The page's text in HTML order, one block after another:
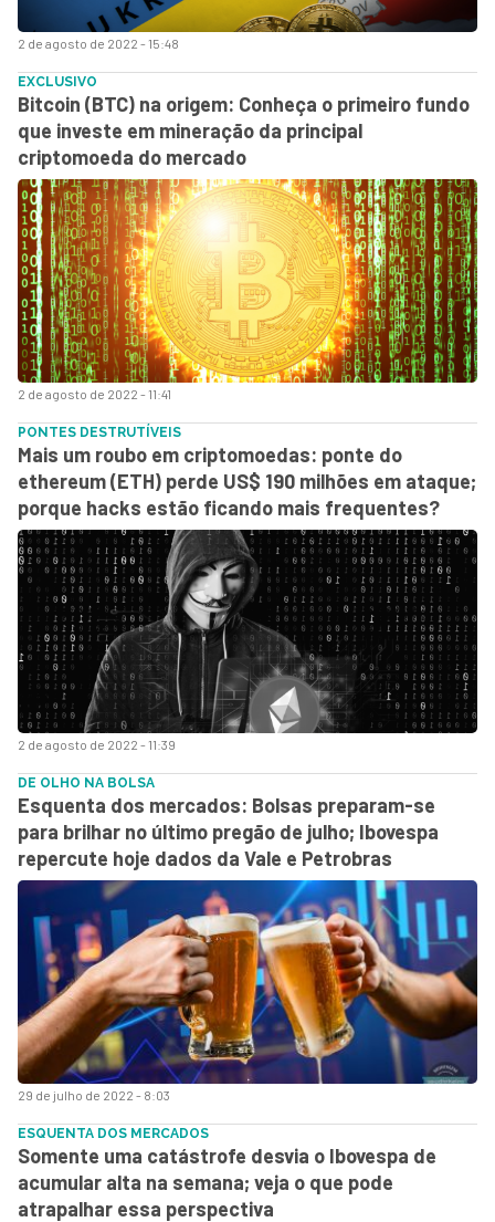
2 de agosto de 2022 - 15:48
2 de agosto de 2022 - 11:41
EXCLUSIVO
Bitcoin (BTC) na origem: Conheça o primeiro fundo
que investe em mineração da principal
criptomoeda do mercado
2 de agosto de 2022 - 11:39
PONTES DESTRUTÍVEIS
Mais um roubo em criptomoedas: ponte do
ethereum (ETH) perde US$ 190 milhões em ataque;
porque hacks estão ficando mais frequentes?
29 de julho de 2022 - 8:03
DE OLHO NA BOLSA
Esquenta dos mercados: Bolsas preparam-se
para brilhar no último pregão de julho; Ibovespa
repercute hoje dados da Vale e Petrobras
ESQUENTA DOS MERCADOS
Somente uma catástrofe desvia o Ibovespa de
acumular alta na semana; veja o que pode
atrapalhar essa perspectiva